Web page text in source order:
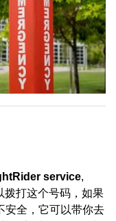
service,
拨打这个号码，如果
安全，它可以带你去